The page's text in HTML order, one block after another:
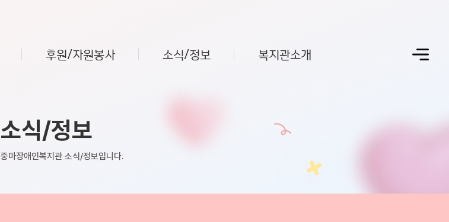
후원/자원봉사 소식/정보 복지관소개
소식/정보
중마장애인복지관 소식/정보입니다.